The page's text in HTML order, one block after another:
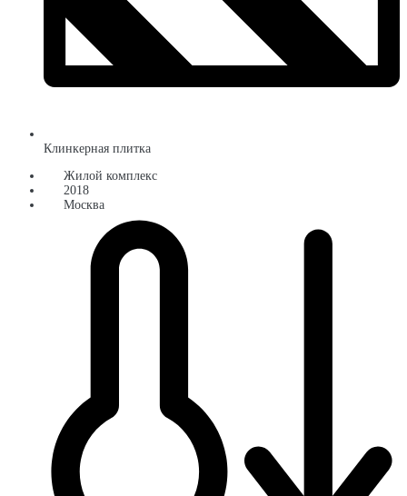
Клинкерная плитка
Жилой комплекс
2018
Москва